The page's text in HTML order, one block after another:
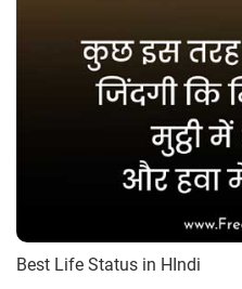
Best Life Status in HIndi